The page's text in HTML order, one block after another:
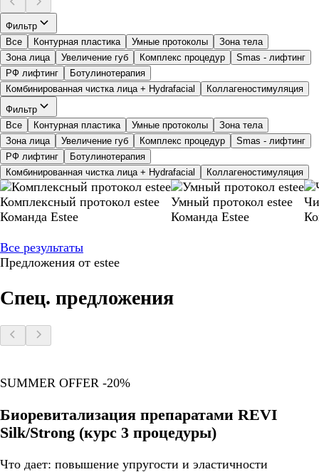
Фильтр
Все
Контурная пластика Умные протоколы
Зона тела
Зона лица
Увеличение губ Комплекс процедур
Smas - лифтинг
РФ лифтинг
Ботулинотерапия
Комбинированная чистка лица + Hydrafacial
Коллагеностимуляция
Фильтр
Все
Контурная пластика Умные протоколы
Зона тела
Зона лица
Увеличение губ Комплекс процедур
Smas - лифтинг
РФ лифтинг
Ботулинотерапия
Комбинированная чистка лица + Hydrafacial
Коллагеностимуляция
Комплексный протокол estee
Команда Estee
Умный протокол estee
Команда Estee
Все результаты
Предложения от estee
Спец. предложения
SUMMER OFFER -20%
Биоревитализация препаратами REVI
Silk/Strong (курс 3 процедуры)
Что дает: повышение упругости и эластичности